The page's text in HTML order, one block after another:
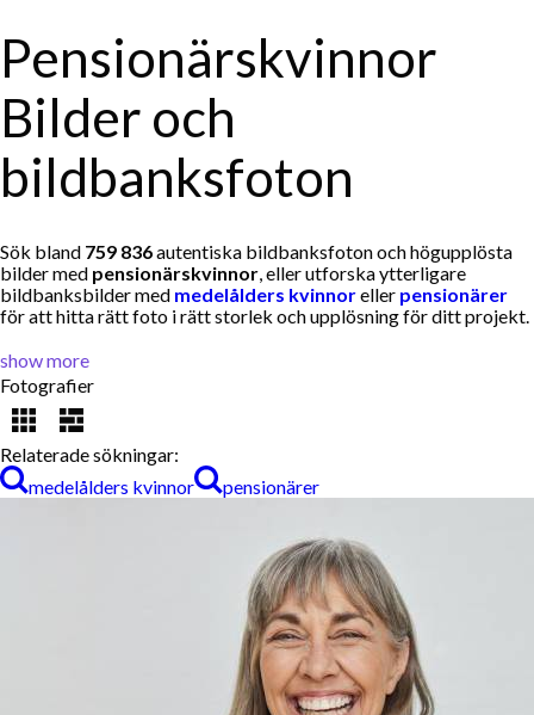
Pensionärskvinnor
Bilder och
bildbanksfoton
Sök bland 759 836autentiska bildbanksfoton och högupplösta
bilder med pensionärskvinnor, eller utforska ytterligare
bildbanksbilder med medelålders kvinnoreller pensionärer
för att hitta rätt foto i rätt storlek och upplösning för ditt projekt.
show more
Fotografier
Relaterade sökningar:
medelålders kvinnor
pensionärer